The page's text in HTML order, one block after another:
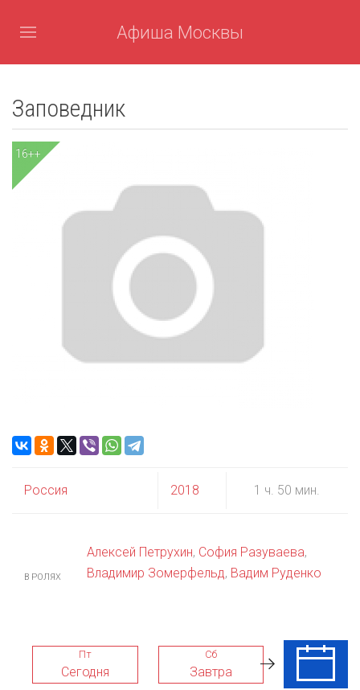
Афиша Москвы
Заповедник
16++
Россия 2018 1 ч. 50 мин.
В РОЛЯХ
Алексей Петрухин, София Разуваева,
Владимир Зомерфельд, Вадим Руденко
Пт
Сегодня
Сб
Завтра
Вс